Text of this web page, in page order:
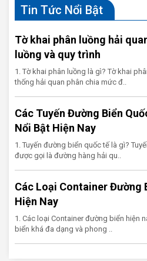
Tin Tức Nổi Bật
Tờ khai phân luồng hải
luồng và quy trình
1. Tờ khai phân luồng là gì? Tờ khai
thống hải quan phân chia mức đ..
Các Tuyến Đường Biển
Nổi Bật Hiện Nay
1. Tuyến đường biển quốc tế là gì?
được gọi là đường hàng hải qu..
Các Loại Container Đường
Hiện Nay
1. Các loại Container đường biển hiện
biển khá đa dạng và phong ..